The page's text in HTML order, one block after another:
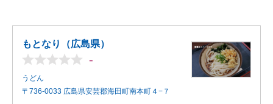
もとなり（広島県）
-
うどん
〒736-0033 広島県安芸郡海田町南本町４−７